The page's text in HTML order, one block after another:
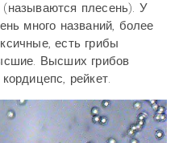
плесень). У
много названий, более
есть грибы
Высших грибов
рейкет.